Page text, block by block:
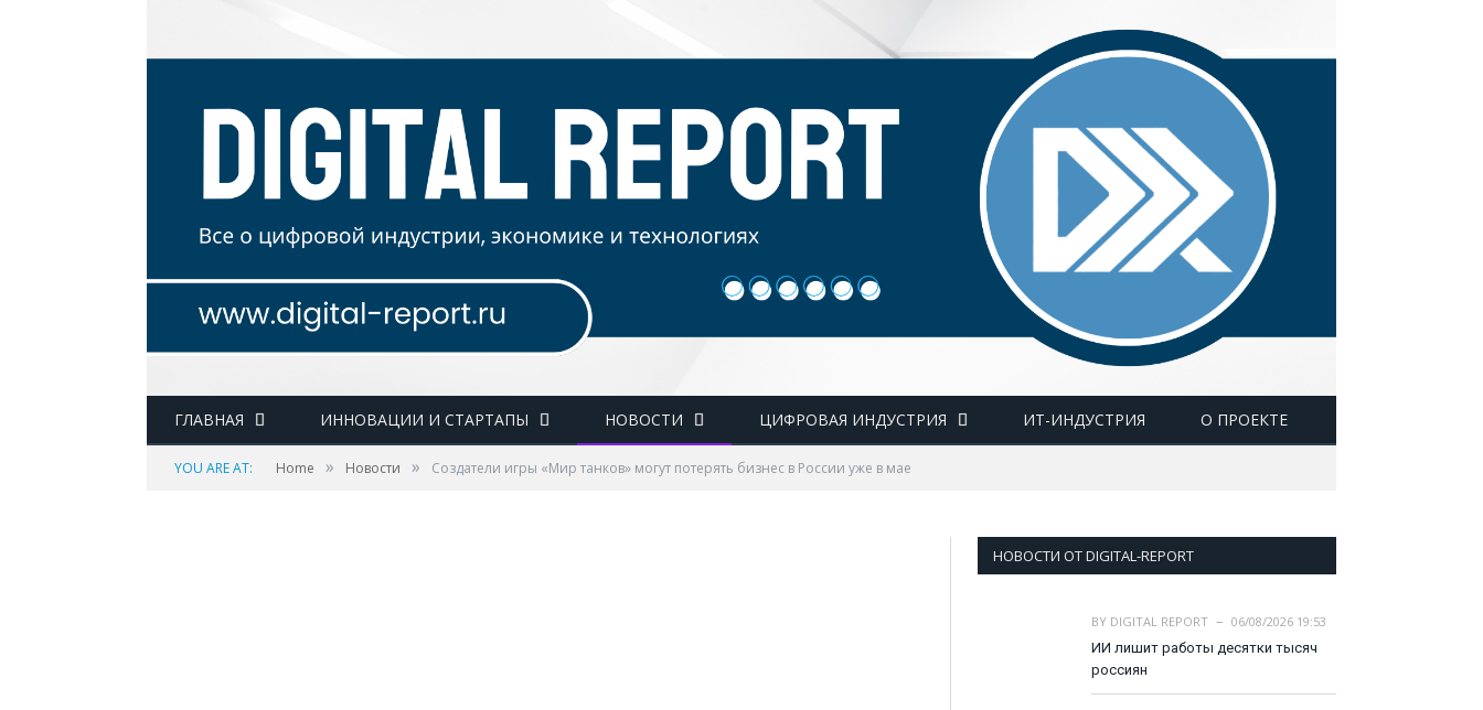
ГЛАВНАЯ ИННОВАЦИИ И СТАРТАПЫ НОВОСТИ ЦИФРОВАЯ ИНДУСТРИЯ ИТ-ИНДУСТРИЯ О ПРОЕКТЕ
YOU ARE AT: Home » Новости » Создатели игры «Мир танков» могут потерять бизнес в России уже в мае
НОВОСТИ ОТ DIGITAL-REPORT
BY DIGITAL REPORT
06/08/2026 19:53
ИИ лишит работы десятки тысяч
россиян